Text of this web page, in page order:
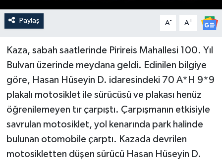
Paylaş A- A+
Kaza, sabah saatlerinde Pirireis Mahallesi 100. Yıl
Bulvarı üzerinde meydana geldi. Edinilen bilgiye
göre, Hasan Hüseyin D. idaresindeki 70 A*H 9*9
plakalı motosiklet ile sürücüsü ve plakası henüz
öğrenilemeyen tır çarpıştı. Çarpışmanın etkisiyle
savrulan motosiklet, yol kenarında park halinde
bulunan otomobile çarptı. Kazada devrilen
motosikletten düşen sürücü Hasan Hüseyin D.